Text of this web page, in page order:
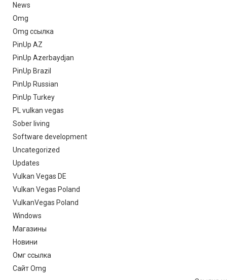
News
Omg
Omg ссылка
PinUp AZ
PinUp Azerbaydjan
PinUp Brazil
PinUp Russian
PinUp Turkey
PL vulkan vegas
Sober living
Software development
Uncategorized
Updates
Vulkan Vegas DE
Vulkan Vegas Poland
VulkanVegas Poland
Windows
Магазины
Новини
Омг ссылка
Сайт Omg